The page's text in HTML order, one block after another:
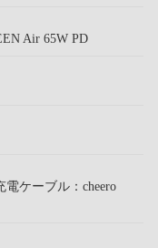
Air 65W PD
ケーブル：cheero